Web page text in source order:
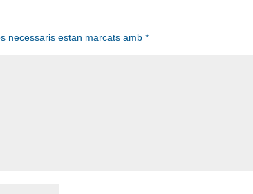
necessaris estan marcats amb*